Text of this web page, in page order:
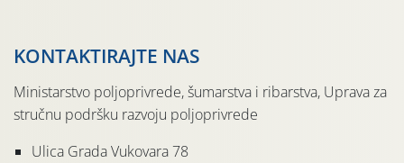
KONTAKTIRAJTE NAS
Ministarstvo poljoprivrede, šumarstva i ribarstva, Uprava za
stručnu podršku razvoju poljoprivrede
Ulica Grada Vukovara 78